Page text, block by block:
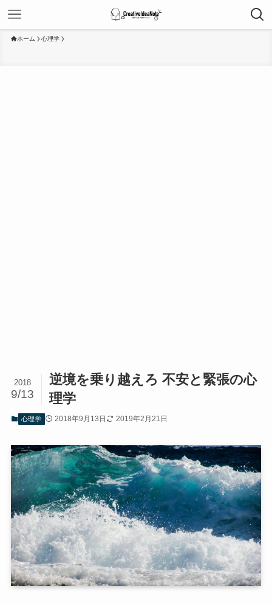
ホーム 心理学
逆境を乗り越えろ 不安と緊張の心
理学
2018
9/13
心理学 2018年9月13日 2019年2月21日